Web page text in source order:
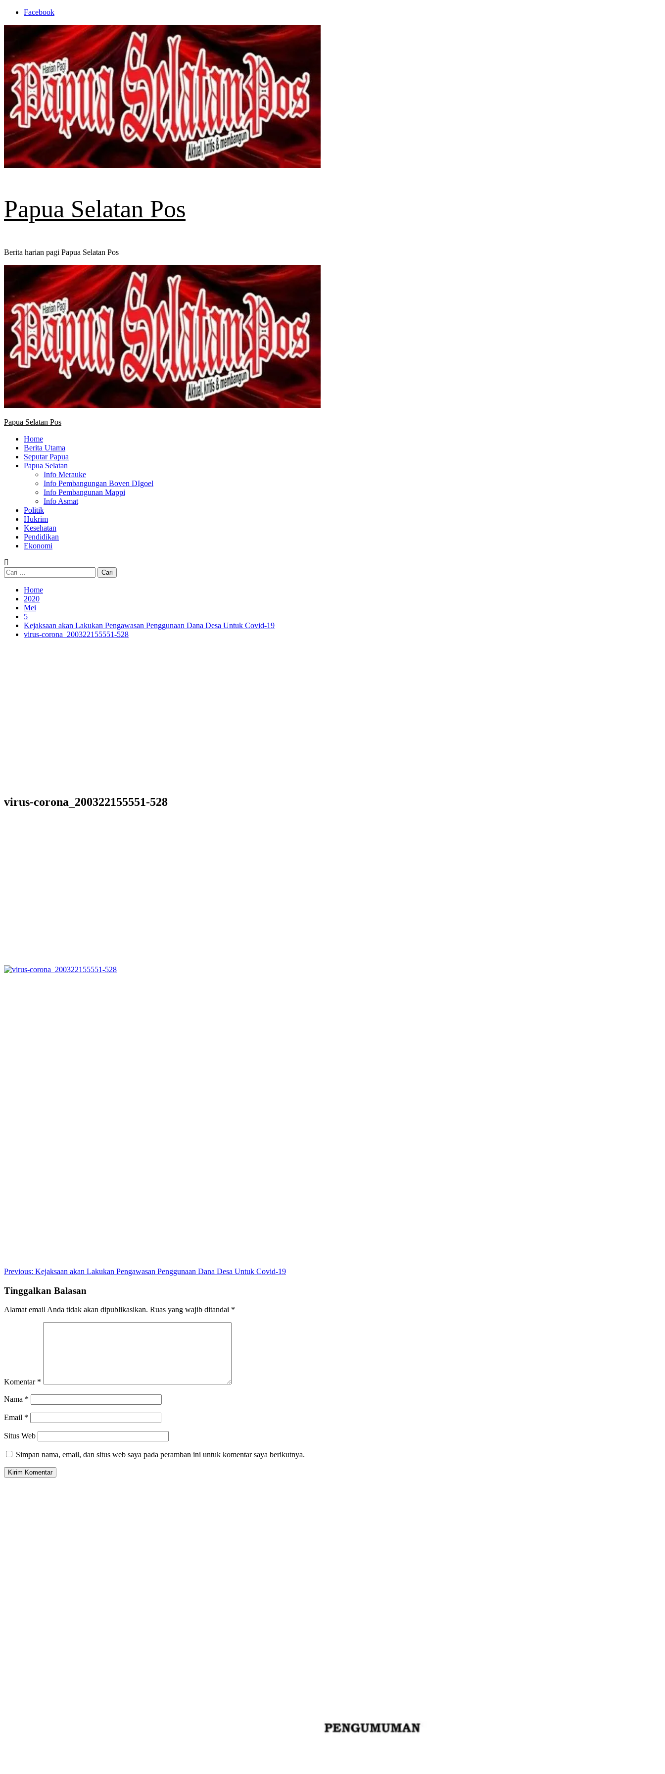
Skip
content
Facebook
Papua Selatan Pos
Berita harian pagi Papua Selatan Pos
Primary
Papua Selatan Pos
Home
Berita Utama
Seputar Papua
Papua Selatan
Info Merauke
Info Pembangungan Boven DIgoel
Info Pembangunan Mappi
Info Asmat
Politik
Hukrim
Kesehatan
Pendidikan
Ekonomi
Cari
untuk:
Home
2020
Mei
5
Kejaksaan akan Lakukan Pengawasan Penggunaan Dana Desa Untuk Covid-19
virus-corona_200322155551-528
virus-corona_200322155551-528
Post
navigation
Previous: Kejaksaan akan Lakukan Pengawasan Penggunaan Dana Desa Untuk Covid-19
Tinggalkan Balasan
Alamat email Anda tidak akan dipublikasikan. Ruas yang wajib ditandai *
Komentar *
Nama *
Email *
Situs Web
Simpan nama, email, dan situs web saya pada peramban ini untuk komentar saya berikutnya.